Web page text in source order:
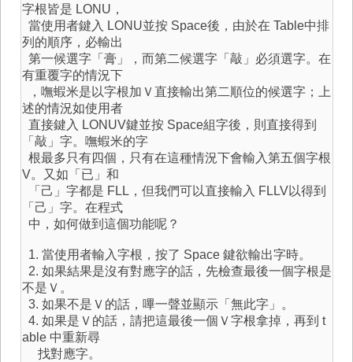
字根皆是 LONU，
當使用者鍵入 LONU並按 Space後，由於在 Table中排
列的順序，必輸出
第一候選字「膏」，而第二候選字「敲」必須選字。在
有重覆字的情況下
，嘸蝦米是以字根加Ｖ直接輸出第二順位的候選字；上
述的情況如使用者
直接鍵入 LONUV鍵並按 Space組字後，則直接得到
「敲」字。嘸蝦米的字
根最多只有四個，只有在這種情況下會輸入第五個字根
V。又如「已」和
「己」字都是 FLL，但我們可以直接輸入 FLLV以得到
「己」字。在程式
中，如何做到這個功能呢？
1. 當使用者輸入字根，按了 Space 鍵欲輸出字時。
2. 如果結果是沒有對應字的話，先檢查最後一個字根是
不是Ｖ。
3. 如果不是Ｖ的話，嗶一聲並顯示「無此字」。
4. 如果是Ｖ的話，請把這最後一個Ｖ字根拿掉，再到 t
able 中重新尋
找對應字。